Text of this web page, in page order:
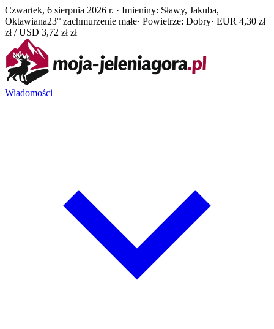
Czwartek, 6 sierpnia 2026 r. · Imieniny: Sławy, Jakuba,
Oktawiana23° zachmurzenie małe· Powietrze: Dobry· EUR 4,30 zł
zł / USD 3,72 zł zł
Wiadomości